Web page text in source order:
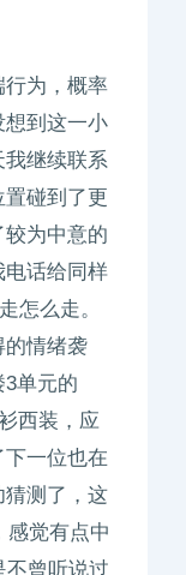
行为，概率
想到这一小
我继续联系
碰到了更
为中意的
电话给同样
怎么走。
的情绪袭
单元的
西装，应
一位也在
猜测了，这
感觉有点中
不曾听说过